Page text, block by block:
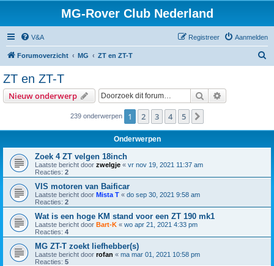
MG-Rover Club Nederland
V&A Aanmelden
Registreer
Forumoverzicht MG ZT en ZT-T
ZT en ZT-T
Nieuw onderwerp Zoek
239 onderwerpen 1 2 3 4 5
Onderwerpen
Zoek 4 ZT velgen 18inch
Laatste bericht door zwelgje « vr nov 19, 2021 11:37 am
Reacties: 2
VIS motoren van Baificar
Laatste bericht door Mista T « do sep 30, 2021 9:58 am
Reacties: 2
Wat is een hoge KM stand voor een ZT 190 mk1
Laatste bericht door Bart-K « wo apr 21, 2021 4:33 pm
Reacties: 4
MG ZT-T zoekt liefhebber(s)
Laatste bericht door rofan « ma mar 01, 2021 10:58 pm
Reacties: 5